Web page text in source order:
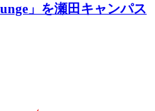
」を瀬田キャンパス